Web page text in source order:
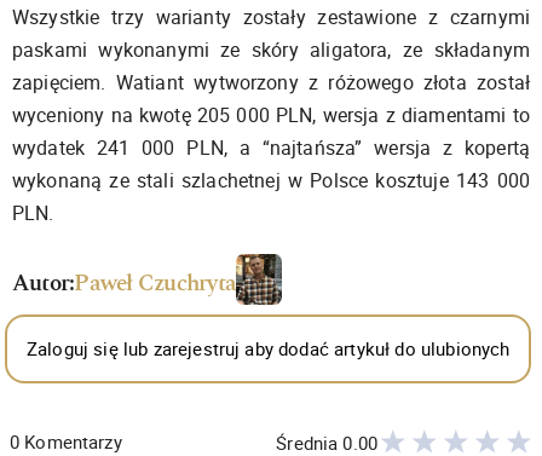
Wszystkie trzy warianty zostały zestawione z czarnymi
paskami wykonanymi ze skóry aligatora, ze składanym
zapięciem. Watiant wytworzony z różowego złota został
wyceniony na kwotę 205 000 PLN, wersja z diamentami to
wydatek 241 000 PLN, a “najtańsza” wersja z kopertą
wykonaną ze stali szlachetnej w Polsce kosztuje 143 000
PLN.
Autor:Paweł Czuchryta
Zaloguj się lub zarejestruj aby dodać artykuł do ulubionych
0 Komentarzy Średnia0.00